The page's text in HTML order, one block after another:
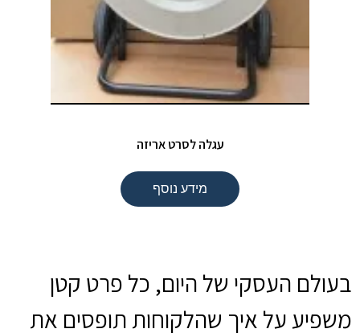
עגלה לסרט אריזה
מידע נוסף
בעולם העסקי של היום, כל פרט קטן
משפיע על איך שהלקוחות תופסים את